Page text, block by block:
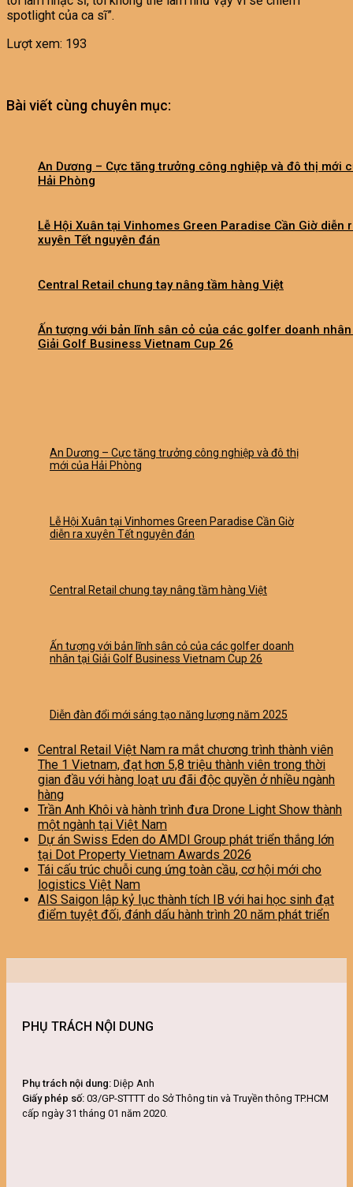
spotlight của ca sĩ”.
Lượt xem: 193
Bài viết cùng chuyên mục:
An Dương – Cực tăng trưởng công nghiệp và đô thị mới
Hải Phòng
Lễ Hội Xuân tại Vinhomes Green Paradise Cần Giờ diễn
xuyên Tết nguyên đán
Central Retail chung tay nâng tầm hàng Việt
Ấn tượng với bản lĩnh sân cỏ của các golfer doanh
Giải Golf Business Vietnam Cup 26
An Dương – Cực tăng trưởng công nghiệp và đô thị
mới của Hải Phòng
Lễ Hội Xuân tại Vinhomes Green Paradise Cần Giờ
diễn ra xuyên Tết nguyên đán
Central Retail chung tay nâng tầm hàng Việt
Ấn tượng với bản lĩnh sân cỏ của các golfer doanh
nhân tại Giải Golf Business Vietnam Cup 26
Diễn đàn đổi mới sáng tạo năng lượng năm 2025
Central Retail Việt Nam ra mắt chương trình thành viên
The 1 Vietnam, đạt hơn 5,8 triệu thành viên trong thời
gian đầu với hàng loạt ưu đãi độc quyền ở nhiều ngành
hàng
Trần Anh Khôi và hành trình đưa Drone Light Show thành
một ngành tại Việt Nam
Dự án Swiss Eden do AMDI Group phát triển thắng lớn
tại Dot Property Vietnam Awards 2026
Tái cấu trúc chuỗi cung ứng toàn cầu, cơ hội mới cho
logistics Việt Nam
AIS Saigon lập kỷ lục thành tích IB với hai học sinh đạt
điểm tuyệt đối, đánh dấu hành trình 20 năm phát triển
PHỤ TRÁCH NỘI DUNG
Phụ trách nội dung: Diệp Anh
Giấy phép số: 03/GP-STTTT do Sở Thông tin và Truyền thông TP.HCM
cấp ngày 31 tháng 01 năm 2020.